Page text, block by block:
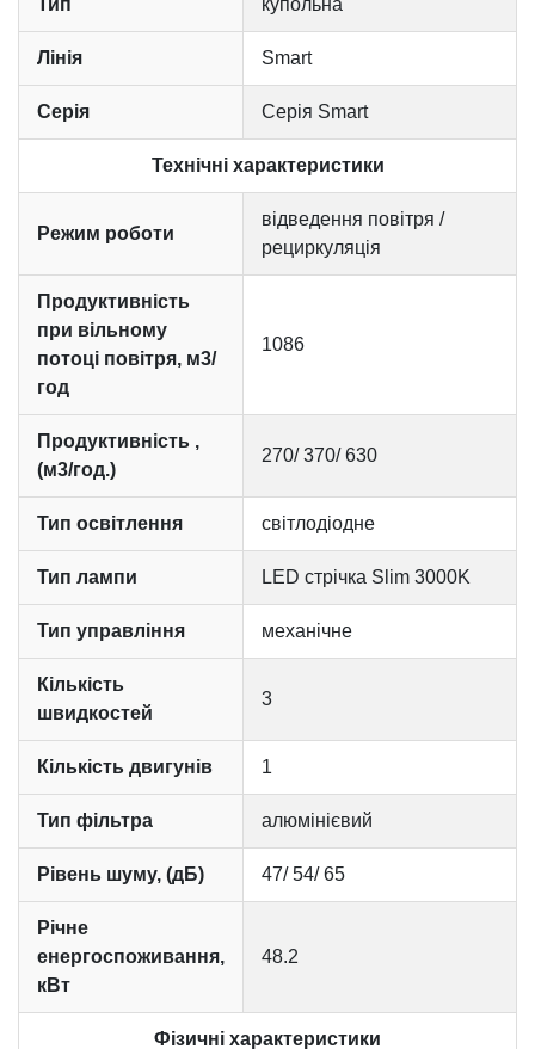
Тип купольна
Лінія Smart
Серія Серія Smart
Технічні характеристики
Режим роботи
відведення повітря /
рециркуляція
Продуктивність
при вільному
потоці повітря, м3/
год
1086
Продуктивність ,
(м3/год.)
270/ 370/ 630
Тип освітлення світлодіодне
Тип лампи LED стрічка Slim 3000K
Тип управління механічне
Кількість
швидкостей
3
Кількість двигунів 1
Тип фільтра алюмінієвий
Рівень шуму, (дБ) 47/ 54/ 65
Річне
енергоспоживання,
кВт
48.2
Фізичні характеристики